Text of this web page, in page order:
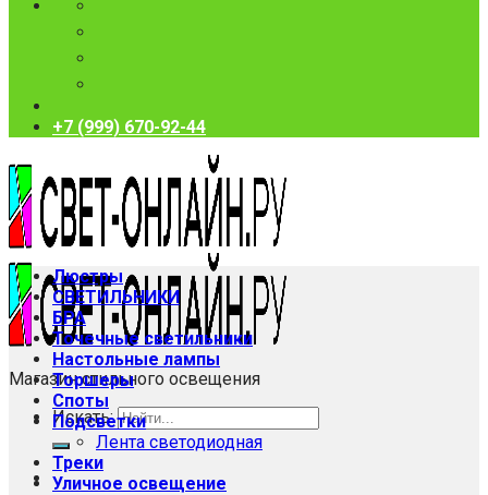
+7 (999) 670-92-44
Магазин стильного освещения
Искать:
Люстры
СВЕТИЛЬНИКИ
БРА
Точечные светильники
Настольные лампы
Торшеры
Споты
Подсветки
Лента светодиодная
Треки
Уличное освещение